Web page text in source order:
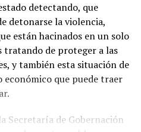
detectando, que
detonarse la violencia,
están hacinados en un solo
tratando de proteger a las
y también esta situación de
que puede traer
Secretaría de Gobernación